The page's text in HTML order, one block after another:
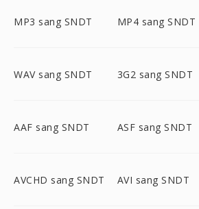
MP3 sang SNDT MP4 sang SNDT
WAV sang SNDT 3G2 sang SNDT
AAF sang SNDT ASF sang SNDT
AVCHD sang SNDT AVI sang SNDT